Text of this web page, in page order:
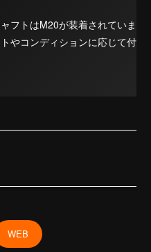
フトはM20が装着されていま
やコンディションに応じて付
WEB